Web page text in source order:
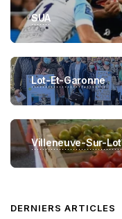
SUA
Lot-Et-Garonne
Villeneuve-Sur-Lot
DERNIERS ARTICLES